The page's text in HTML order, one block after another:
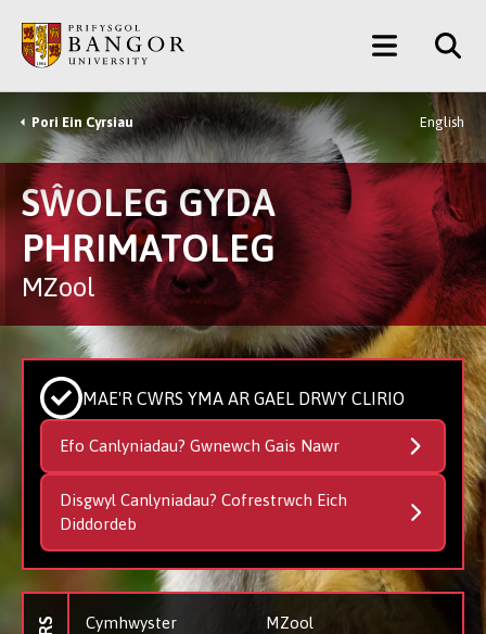
Prif
Gynnwys
Main
Menu
Breadcrumb
Pori Ein Cyrsiau English
SŴOLEG GYDA
PHRIMATOLEG
MZool
MAE'R CWRS YMA AR GAEL DRWY CLIRIO
Efo Canlyniadau? Gwnewch Gais Nawr
Disgwyl Canlyniadau? Cofrestrwch Eich
Diddordeb
Cymhwyster MZool